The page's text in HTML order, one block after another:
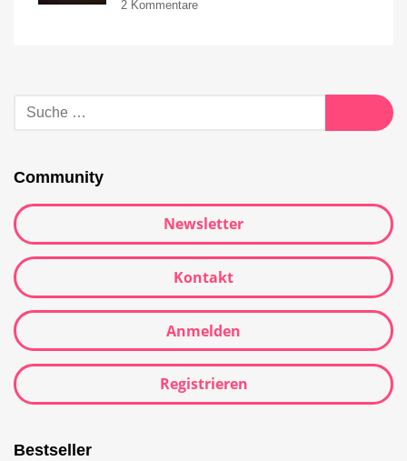
2 Kommentare
Community
Newsletter
Kontakt
Anmelden
Registrieren
Bestseller